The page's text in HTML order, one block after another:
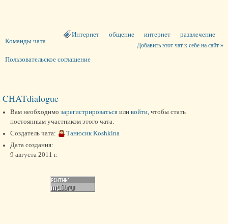
Интернет общение интернет развлечение
Добавить этот чат к себе на сайт »
Команды чата
Пользовательское соглашение
CHATdialogue
Вам необходимо зарегистрироваться или войти, чтобы стать
постоянным участником этого чата.
Создатель чата:
Танюсик Koshkina
Дата создания:
9 августа 2011 г.